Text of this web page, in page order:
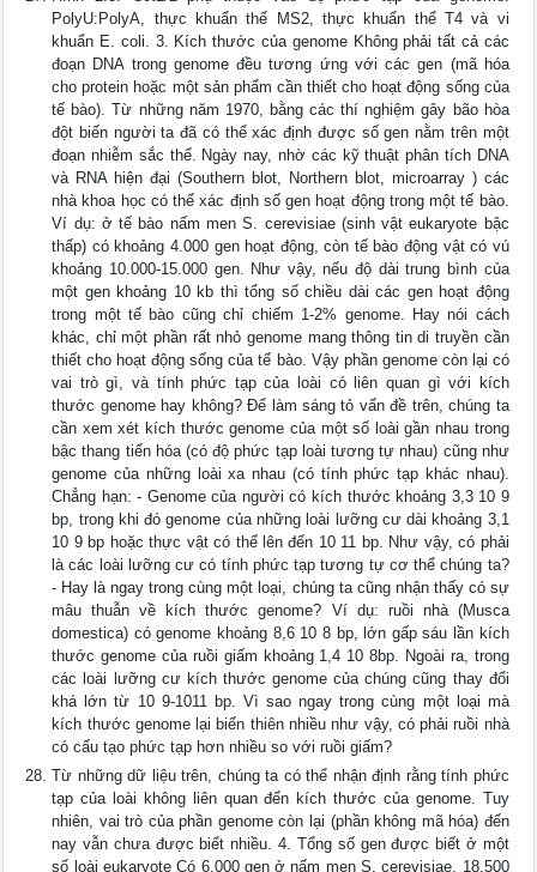
PolyU:PolyA, thực khuẩn thể MS2, thực khuẩn thể T4 và vi
khuẩn E. coli. 3. Kích thước của genome Không phải tất cả các
đoạn DNA trong genome đều tương ứng với các gen (mã hóa
cho protein hoặc một sản phẩm cần thiết cho hoạt động sống của
tế bào). Từ những năm 1970, bằng các thí nghiệm gây bão hòa
đột biến người ta đã có thể xác định được số gen nằm trên một
đoạn nhiễm sắc thể. Ngày nay, nhờ các kỹ thuật phân tích DNA
và RNA hiện đại (Southern blot, Northern blot, microarray ) các
nhà khoa học có thể xác định số gen hoạt động trong một tế bào.
Ví dụ: ở tế bào nấm men S. cerevisiae (sinh vật eukaryote bậc
thấp) có khoảng 4.000 gen hoạt động, còn tế bào động vật có vú
khoảng 10.000-15.000 gen. Như vậy, nếu độ dài trung bình của
một gen khoảng 10 kb thì tổng số chiều dài các gen hoạt động
trong một tế bào cũng chỉ chiếm 1-2% genome. Hay nói cách
khác, chỉ một phần rất nhỏ genome mang thông tin di truyền cần
thiết cho hoạt động sống của tế bào. Vậy phần genome còn lại có
vai trò gì, và tính phức tạp của loài có liên quan gì với kích
thước genome hay không? Để làm sáng tỏ vấn đề trên, chúng ta
cần xem xét kích thước genome của một số loài gần nhau trong
bậc thang tiến hóa (có độ phức tạp loài tương tự nhau) cũng như
genome của những loài xa nhau (có tính phức tạp khác nhau).
Chẳng hạn: - Genome của người có kích thước khoảng 3,3 10 9
bp, trong khi đó genome của những loài lưỡng cư dài khoảng 3,1
10 9 bp hoặc thực vật có thể lên đến 10 11 bp. Như vậy, có phải
là các loài lưỡng cư có tính phức tạp tương tự cơ thể chúng ta?
- Hay là ngay trong cùng một loại, chúng ta cũng nhận thấy có sự
mâu thuẫn về kích thước genome? Ví dụ: ruồi nhà (Musca
domestica) có genome khoảng 8,6 10 8 bp, lớn gấp sáu lần kích
thước genome của ruồi giấm khoảng 1,4 10 8bp. Ngoài ra, trong
các loài lưỡng cư kích thước genome của chúng cũng thay đổi
khá lớn từ 10 9-1011 bp. Vì sao ngay trong cùng một loại mà
kích thước genome lại biến thiên nhiều như vậy, có phải ruồi nhà
có cấu tạo phức tạp hơn nhiều so với ruồi giấm?
Từ những dữ liệu trên, chúng ta có thể nhận định rằng tính phức
tạp của loài không liên quan đến kích thước của genome. Tuy
nhiên, vai trò của phần genome còn lại (phần không mã hóa) đến
nay vẫn chưa được biết nhiều. 4. Tổng số gen được biết ở một
số loài eukaryote Có 6.000 gen ở nấm men S. cerevisiae, 18.500